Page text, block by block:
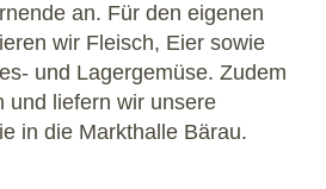
an. Für den eigenen
wir Fleisch, Eier sowie
und Lagergemüse. Zudem
und liefern wir unsere
in die Markthalle Bärau.